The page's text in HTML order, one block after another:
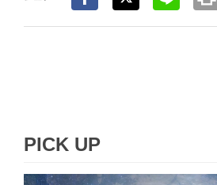
PICK UP